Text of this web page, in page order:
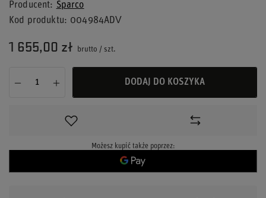
Producent
Sparco
Kod produktu
004984ADV
1 655,00 zł brutto / szt.
DODAJ DO KOSZYKA
Możesz kupić także poprzez: